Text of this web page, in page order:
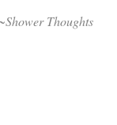
~Shower Thoughts